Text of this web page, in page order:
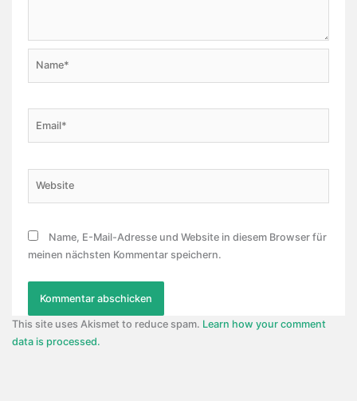
Name, E-Mail-Adresse und Website in diesem Browser für
meinen nächsten Kommentar speichern.
This site uses Akismet to reduce spam. Learn how your comment
data is processed.